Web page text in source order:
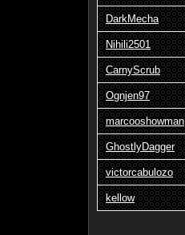
DarkMecha
Nihili2501
CarnyScrub
Ognjen97
marcooshowman
GhostlyDagger
victorcabulozo
kellow